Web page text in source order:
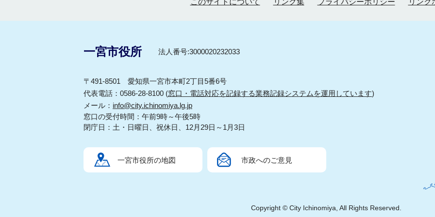
このサイトについて リンク集 プライバシーポリシー リンク
一宮市役所 法人番号:3000020232033
〒491-8501 愛知県一宮市本町2丁目5番6号
代表電話：0586-28-8100 (窓口・電話対応を記録する業務記録システムを運用しています)
メール： info@city.ichinomiya.lg.jp
窓口の受付時間：午前9時～午後5時
閉庁日：土・日曜日、祝休日、12月29日～1月3日
一宮市役所の地図 市政へのご意見
Copyright © City Ichinomiya, All Rights Reserved.